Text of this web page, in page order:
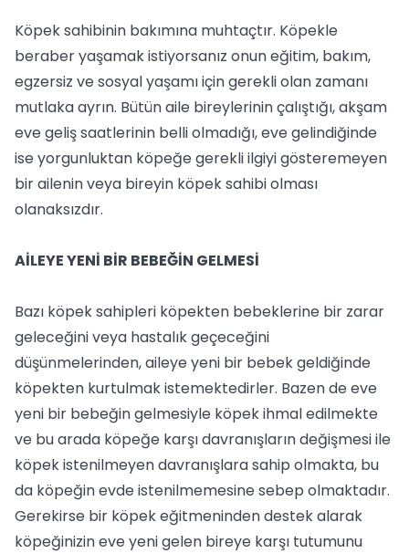
Köpek sahibinin bakımına muhtaçtır. Köpekle
beraber yaşamak istiyorsanız onun eğitim, bakım,
egzersiz ve sosyal yaşamı için gerekli olan zamanı
mutlaka ayrın. Bütün aile bireylerinin çalıştığı, akşam
eve geliş saatlerinin belli olmadığı, eve gelindiğinde
ise yorgunluktan köpeğe gerekli ilgiyi gösteremeyen
bir ailenin veya bireyin köpek sahibi olması
olanaksızdır.
AİLEYE YENİ BİR BEBEĞİN GELMESİ
Bazı köpek sahipleri köpekten bebeklerine bir zarar
geleceğini veya hastalık geçeceğini
düşünmelerinden, aileye yeni bir bebek geldiğinde
köpekten kurtulmak istemektedirler. Bazen de eve
yeni bir bebeğin gelmesiyle köpek ihmal edilmekte
ve bu arada köpeğe karşı davranışların değişmesi ile
köpek istenilmeyen davranışlara sahip olmakta, bu
da köpeğin evde istenilmemesine sebep olmaktadır.
Gerekirse bir köpek eğitmeninden destek alarak
köpeğinizin eve yeni gelen bireye karşı tutumunu